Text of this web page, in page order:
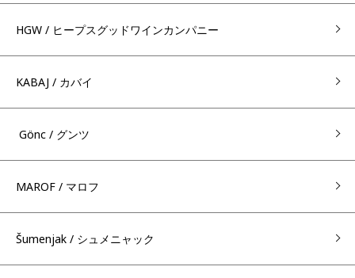
HGW / ヒープスグッドワインカンパニー
KABAJ / カバイ
Gönc / グンツ
MAROF / マロフ
Šumenjak / シュメニャック